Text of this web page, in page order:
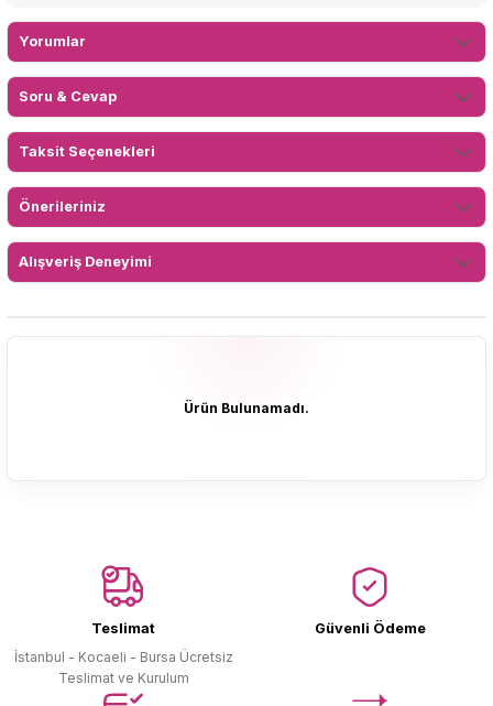
Yorumlar
Soru & Cevap
Taksit Seçenekleri
Önerileriniz
Alışveriş Deneyimi
Ürün Bulunamadı.
Teslimat
İstanbul - Kocaeli - Bursa Ücretsiz
Teslimat ve Kurulum
Güvenli Ödeme